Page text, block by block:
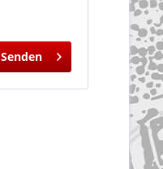
Senden